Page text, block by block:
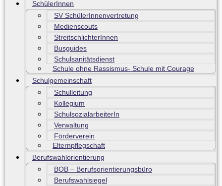
SchülerInnen
SV SchülerInnenvertretung
Medienscouts
StreitschlichterInnen
Busguides
Schulsanitätsdienst
Schule ohne Rassismus- Schule mit Courage
Schulgemeinschaft
Schulleitung
Kollegium
SchulsozialarbeiterIn
Verwaltung
Förderverein
Elternpflegschaft
Berufswahlorientierung
BOB – Berufsorientierungsbüro
Berufswahlsiegel